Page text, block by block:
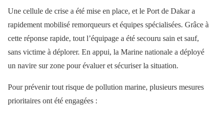
Une cellule de crise a été mise en place, et le Port de Dakar a
rapidement mobilisé remorqueurs et équipes spécialisées. Grâce à
cette réponse rapide, tout l’équipage a été secouru sain et sauf,
sans victime à déplorer. En appui, la Marine nationale a déployé
un navire sur zone pour évaluer et sécuriser la situation.
Pour prévenir tout risque de pollution marine, plusieurs mesures
prioritaires ont été engagées :